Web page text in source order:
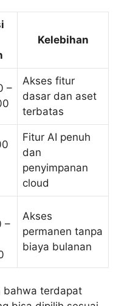
Kelebihan
–
Akses fitur
dasar dan aset
terbatas
Fitur AI penuh
dan
penyimpanan
cloud
–
Akses
permanen tanpa
biaya bulanan
bahwa terdapat